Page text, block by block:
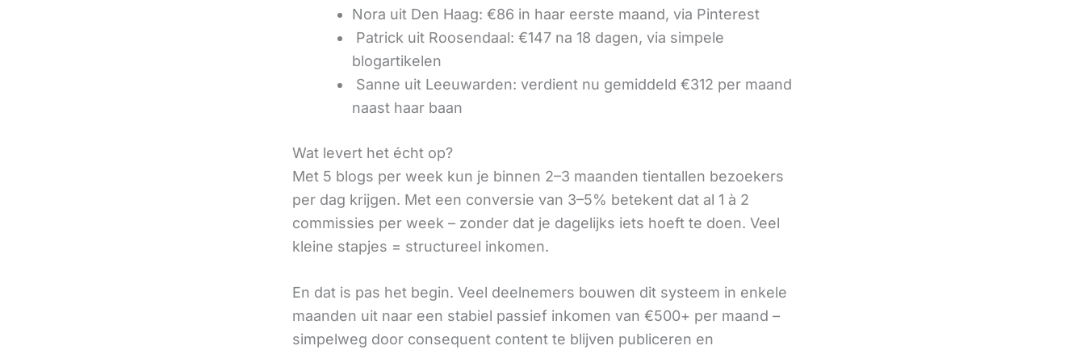
Nora uit Den Haag: €86 in haar eerste maand, via Pinterest
‍ Patrick uit Roosendaal: €147 na 18 dagen, via simpele
blogartikelen
‍ Sanne uit Leeuwarden: verdient nu gemiddeld €312 per maand
naast haar baan
Wat levert het écht op?
Met 5 blogs per week kun je binnen 2–3 maanden tientallen bezoekers
per dag krijgen. Met een conversie van 3–5% betekent dat al 1 à 2
commissies per week – zonder dat je dagelijks iets hoeft te doen. Veel
kleine stapjes = structureel inkomen.
En dat is pas het begin. Veel deelnemers bouwen dit systeem in enkele
maanden uit naar een stabiel passief inkomen van €500+ per maand –
simpelweg door consequent content te blijven publiceren en